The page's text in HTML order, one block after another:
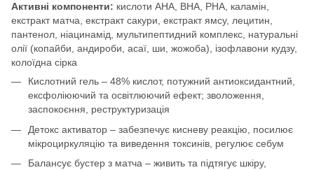
Активні компоненти: кислоти AHA, BHA, PHA, каламін,
екстракт матча, екстракт сакури, екстракт ямсу, лецитин,
пантенол, ніацинамід, мультипептидний комплекс, натуральні
олії (копайби, андироби, асаї, ши, жожоба), ізофлавони кудзу,
колоїдна сірка
Кислотний гель – 48% кислот, потужний антиоксидантний,
ексфоліюючий та освітлюючий ефект; зволоження,
заспокоєння, реструктуризація
Детокс активатор – забезпечує кисневу реакцію, посилює
мікроциркуляцію та виведення токсинів, регулює себум
Балансує бустер з матча – живить та підтягує шкіру,